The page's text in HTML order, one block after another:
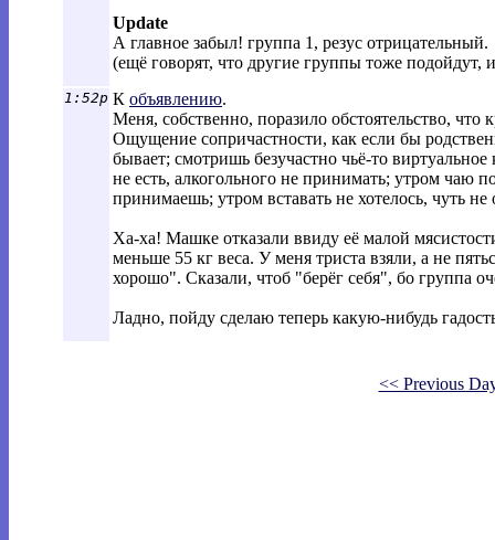
Update
А главное забыл! группа 1, резус отрицательный.
(ещё говорят, что другие группы тоже
1:52p К объявлению.
Меня, собственно, поразило обстоятельство,
Ощущение сопричастности, как если бы
бывает; смотришь безучастно чьё-то
не есть, алкогольного не принимать; утром чаю
принимаешь; утром вставать не хотелось, чуть
Ха-ха! Машке отказали ввиду её малой
меньше 55 кг веса. У меня триста взяли, а не
хорошо". Сказали, чтоб "берёг себя", бо группа
Ладно, пойду сделаю теперь какую-нибудь
<< Previous